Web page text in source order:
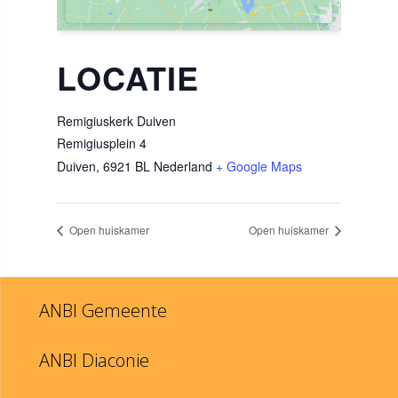
LOCATIE
Remigiuskerk Duiven
Remigiusplein 4
Duiven, 6921 BL Nederland + Google Maps
Open huiskamer Open huiskamer
ANBI Gemeente
ANBI Diaconie